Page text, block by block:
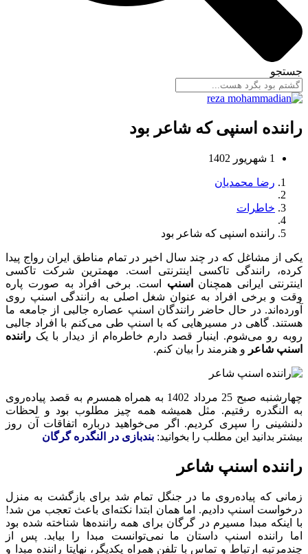
جستجو
راننده اسنپی که شاعر بود
1 شهریور 1402
رضا محمدیان
خاطرات
راننده اسنپی که شاعر بود
یکی از مشاغل که در چند سال اخیر در تمام مناطق ایران رواج پیدا
کرده، رانندگی تاکسی اینترنتی است. مهمترین شرکت تاکسی
اینترنتی ایرانی همچنان
اسنپ است. برخی افراد به صورت پاره
وقت و برخی افراد به عنوان شغل اصلی به رانندگی اسنپ روی
آورده‌اند. در حال حاضر رانندگان اسنپ عصاره جالبی از جامعه ما
هستند. گاهی در مسیرهایی که با اسنپ طی می‌کنم با افراد جالبی
روبه رو می‌شوم. اینبار قصد دارم خاطره‌ام از دیدار با یک راننده
اسنپ شاعر و هنرمند را بیان کنم.
چهارشنبه صبح 25 مرداد 1402 به همراه همسرم به قصد پیاده‌روی
به النگدره رفتیم. مثل همیشه همه چیز مطلوب بود و لحظات
دلنشینی را سپری کردیم. اگر می‌خواهید درباره اتفاقات آن روز
بیشتر بدانید این مطلب را بخوانید: بندبازی در النگدره گرگان
راننده اسنپ شاعر
زمانی که پیاده‌روی ما در جنگل تمام شد برای بازگشت به منزل
درخواست اسنپ دادیم. اما همان ابتدا نکته‌ای باعث تعجب‌ من شد!
با اینکه مبدا مسیرم در گرگان برای همه راننده‌ها شناخته شده بود
اما راننده‌ اسنپ داستان ما نمی‌توانست مبدا را بیابد. پس از
چندمرتبه ارتباط و تماس با تلفن همراه یکدیگر، نهایتا راننده مبدا و